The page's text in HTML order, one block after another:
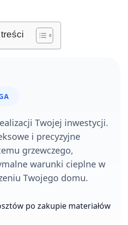
Twojej inwestycji.
i precyzyjne
grzewczego,
warunki cieplne w
Twojego domu.
po zakupie materiałów